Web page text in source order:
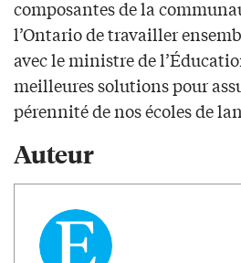
composantes de la
l’Ontario de travailler
avec le ministre de
meilleures solutions pour
pérennité de nos écoles de
Auteur